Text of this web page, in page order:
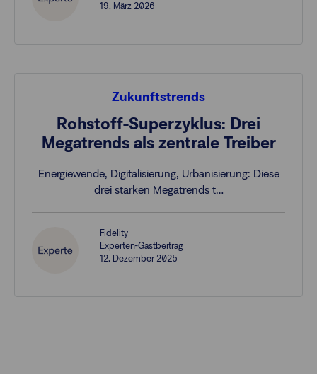
19. März 2026
Zukunftstrends
Rohstoff-Superzyklus: Drei
Megatrends als zentrale Treiber
Energiewende, Digitalisierung, Urbanisierung: Diese
drei starken Megatrends t…
Fidelity
Experten-Gastbeitrag
12. Dezember 2025